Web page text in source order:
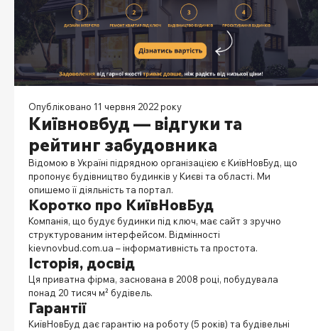
Опубліковано 11 червня 2022 року
Київновбуд — відгуки та
рейтинг забудовника
Відомою в Україні підрядною організацією є КиївНовБуд, що
пропонує будівництво будинків у Києві та області. Ми
опишемо її діяльність та портал.
Коротко про КиївНовБуд
Компанія, що будує будинки під ключ, має сайт з зручно
структурованим інтерфейсом. Відмінності
kievnovbud.com.ua – інформативність та простота.
Історія, досвід
Ця приватна фірма, заснована в 2008 році, побудувала
понад 20 тисяч м² будівель.
Гарантії
КиївНовБуд дає гарантію на роботу (5 років) та будівельні